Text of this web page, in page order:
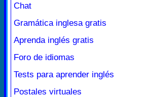
Chat
Gramática inglesa gratis
Aprenda inglés gratis
Foro de idiomas
Tests para aprender inglés
Postales virtuales